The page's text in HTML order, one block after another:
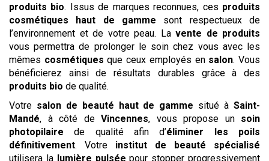
produits bio. Issus de marques reconnues, ces produits
cosmétiques haut de gamme sont respectueux de
l’environnement et de votre peau. La vente de produits
vous permettra de prolonger le soin chez vous avec les
mêmes cosmétiques que ceux employés en salon. Vous
bénéficierez ainsi de résultats durables grâce à des
produits bio de qualité.
Votre salon de beauté haut de gamme situé àSaint-
Mandé, à côté de Vincennes, vous propose un soin
photopilaire de qualité afin d’éliminer les poils
définitivement. Votre institut de beauté spécialisé
utilisera la lumière pulsée pour stopper progressivement